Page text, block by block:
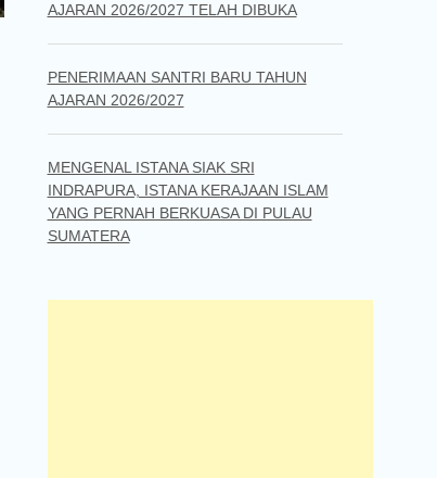
AJARAN 2026/2027 TELAH DIBUKA
PENERIMAAN SANTRI BARU TAHUN
AJARAN 2026/2027
MENGENAL ISTANA SIAK SRI
INDRAPURA, ISTANA KERAJAAN ISLAM
YANG PERNAH BERKUASA DI PULAU
SUMATERA